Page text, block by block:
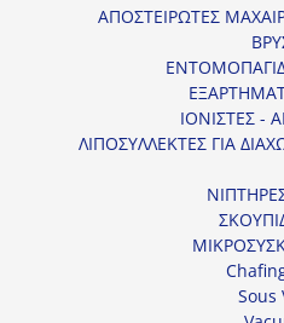
ΑΠΟΣΤΕΙΡΩΤΕΣ
ΙΟΝΙΣΤΕΣ -
ΛΙΠΟΣΥΛΛΕΚΤΕΣ ΓΙΑ
Sous